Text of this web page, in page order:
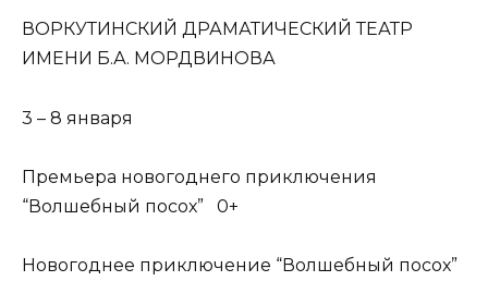
ВОРКУТИНСКИЙ ДРАМАТИЧЕСКИЙ ТЕАТР
ИМЕНИ Б.А. МОРДВИНОВА
3 – 8 января
Премьера новогоднего приключения
“Волшебный посох” 0+
Новогоднее приключение “Волшебный посох”